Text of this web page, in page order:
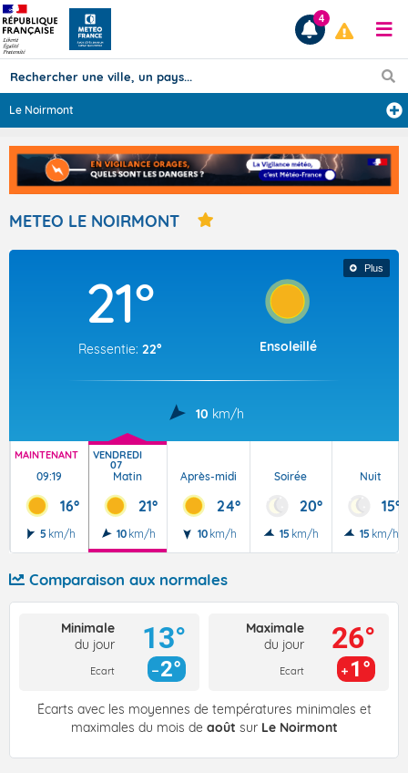
Prévisions
TOUS LES RÉSULTATS
Articles
4
Le Noirmont
METEO LE NOIRMONT
Plus
21°
Ressentie: 22° Ensoleillé
10 km/h
MAINTENANT
09:19
16°
5 km/h
VENDREDI
07
Matin
21°
10 km/h
Après-midi
24°
10 km/h
Soirée
20°
15 km/h
Nuit
15°
15 km/h
Comparaison aux normales
Minimale
du jour
Ecart
13°
2°
Maximale
du jour
Ecart
26°
1°
Écarts avec les moyennes de températures minimales et
maximales du mois de août sur Le Noirmont